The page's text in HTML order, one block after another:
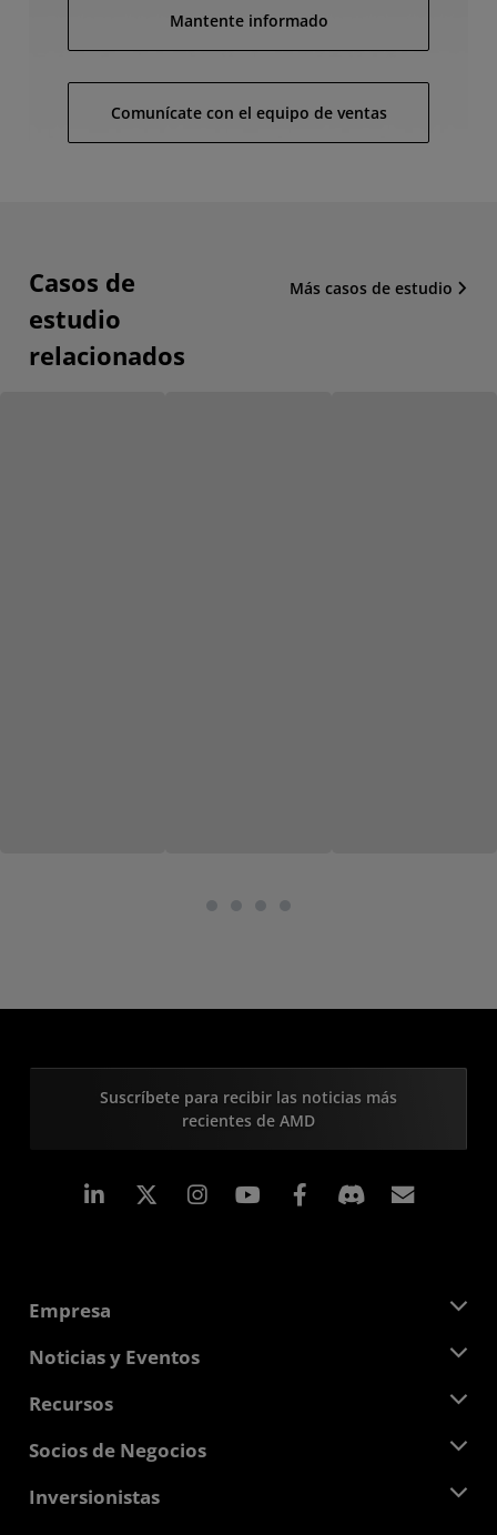
Mantente informado
Comunícate con el equipo de ventas
Casos de
estudio
relacionados
Más casos de estudio
Suscríbete para recibir las noticias más
recientes de AMD
LinkedIn Instagram Facebook
Empresa
Acerca de AMD
Responsabilidad corporativa
Carreras profesionales
Contáctanos
Noticias y Eventos
Sala de prensa
Biblioteca multimedia
Recursos
Centro para desarrolladores
Casos de Estudio
Socios de Negocios
Centro para socios de AMD
Inversionistas